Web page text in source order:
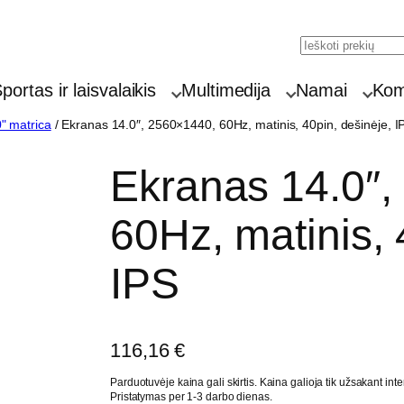
Search
ir laisvalaikis Multimedija Namai
matrica / Ekranas 14.0″, 2560×1440, 60Hz, matinis, 40pin, dešinėje,
Ekranas
60Hz, matinis,
IPS
116,16€
Parduotuvėje kaina gali skirtis. Kaina galioja tik užsakant
Pristatymas per 1-3 darbo dienas.